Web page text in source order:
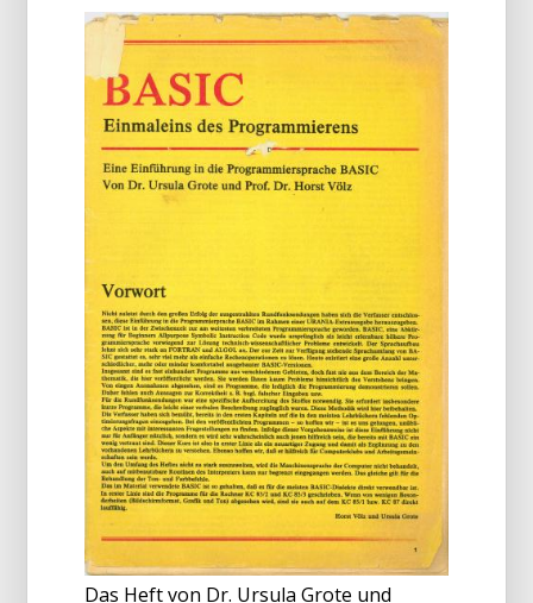
Das Heft von Dr. Ursula Grote und